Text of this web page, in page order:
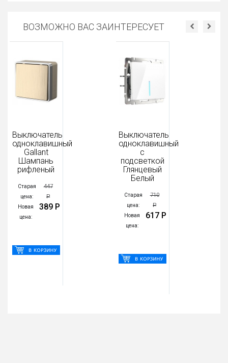
ВОЗМОЖНО ВАС ЗАИНТЕРЕСУЕТ
Выключатель
одноклавишный
Gallant
Шампань
рифленый
Старая
цена:
447
Р
Новая
цена:
389 Р
Выключатель
одноклавишный
с
подсветкой
Глянцевый
Белый
Старая
цена:
710
Р
Новая
цена:
617 Р